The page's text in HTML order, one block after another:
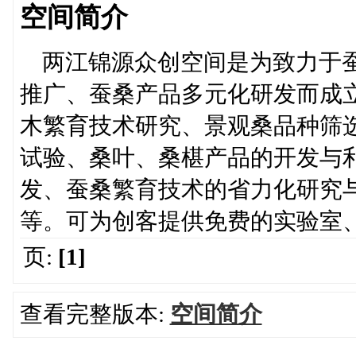
空间简介
两江锦源众创空间是为致力于
推广、蚕桑产品多元化研发而成
木繁育技术研究、景观桑品种筛
试验、桑叶、桑椹产品的开发与
发、蚕桑繁育技术的省力化研究
等。可为创客提供免费的实验室
页: [1]
查看完整版本: 空间简介